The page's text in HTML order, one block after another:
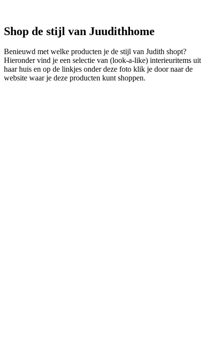
Shop de stijl van Juudithhome
Benieuwd met welke producten je de stijl van Judith shopt?
Hieronder vind je een selectie van (look-a-like) interieuritems uit
haar huis en op de linkjes onder deze foto klik je door naar de
website waar je deze producten kunt shoppen.